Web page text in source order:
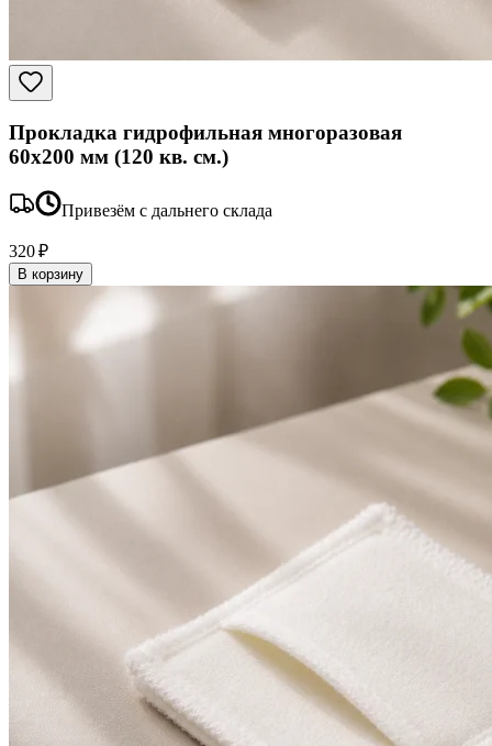
Прокладка гидрофильная многоразовая
60x200 мм (120 кв. см.)
Привезём с дальнего склада
320 ₽
В корзину